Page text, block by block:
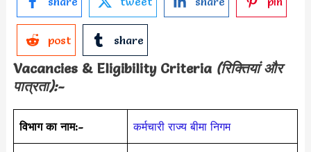
post share
Vacancies & Eligibility Criteria (रिक्तियां और
पात्रता):-
विभाग का नाम:- कर्मचारी राज्य बीमा निगम